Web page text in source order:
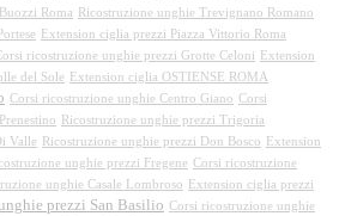
Roma
Ricostruzione unghie Trevignano Romano
Extension ciglia prezzi Piazza Vittorio Roma
ricostruzione unghie prezzi Grotte Celoni
Extension
del Sole Extension ciglia OSTIENSE ROMA
Corsi ricostruzione unghie Centro Giano Corsi
Ricostruzione unghie prezzi Trigoria
Valle
Ricostruzione unghie prezzi Don Bosco
Extension
unghie prezzi Fregene Corsi ricostruzione
unghie Casale Lombroso
Extension ciglia prezzi
prezzi San Basilio Corsi ricostruzione unghie